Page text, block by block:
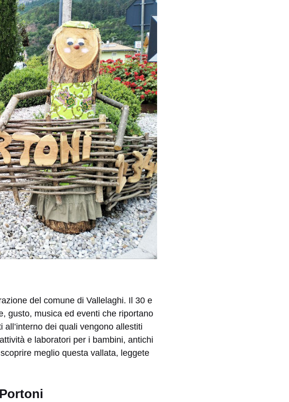
del comune di Vallelaghi. Il 30 e
gusto, musica ed eventi che riportano
dei quali vengono allestiti
e laboratori per i bambini, antichi
meglio questa vallata, leggete